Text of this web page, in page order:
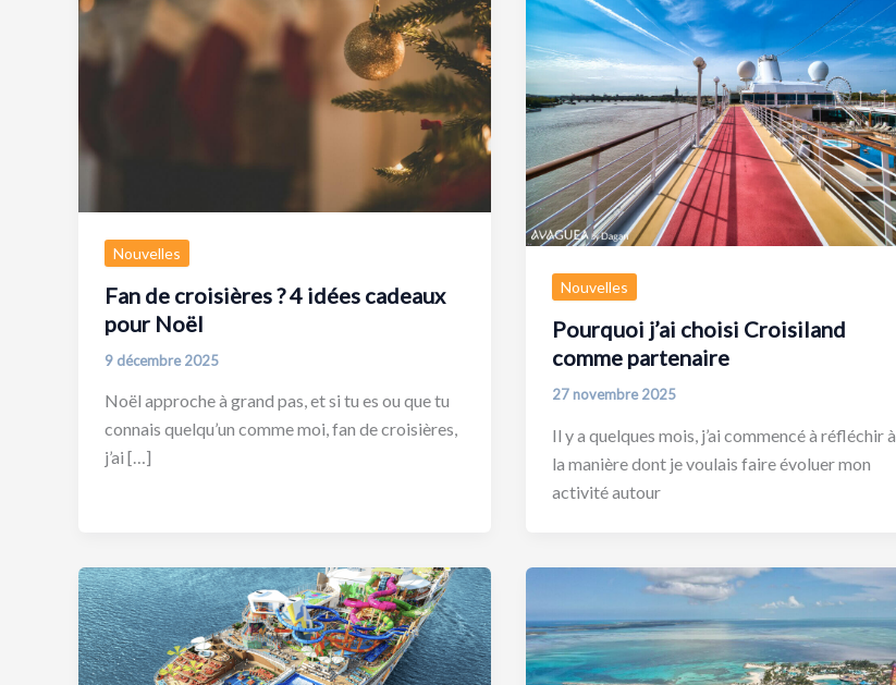
Nouvelles
Fan de croisières ? 4 idées cadeaux
pour Noël
9 décembre 2025
Noël approche à grand pas, et si tu es ou que tu
connais quelqu’un comme moi, fan de croisières,
j’ai […]
Nouvelles
Pourquoi j’ai choisi Croisiland
comme partenaire
27 novembre 2025
Il y a quelques mois, j’ai commencé à réfléchir à
la manière dont je voulais faire évoluer mon
activité autour